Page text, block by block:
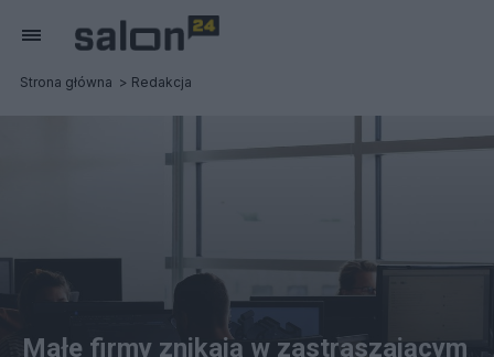
Strona główna Redakcja
Małe firmy znikają w zastraszającym